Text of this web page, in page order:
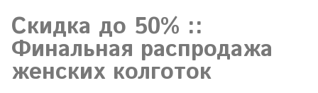
Скидка до 50% ::
Финальная распродажа
женских колготок